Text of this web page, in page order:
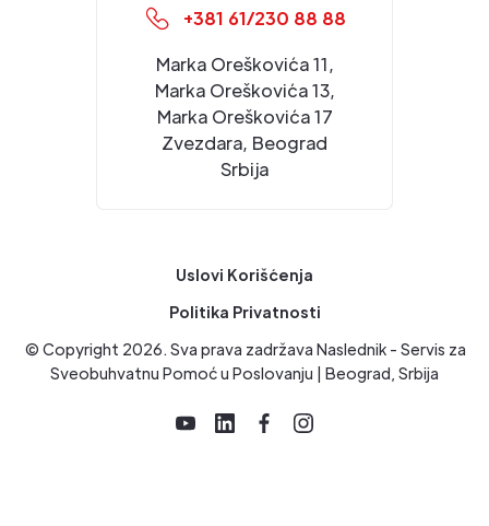
+381 61/230 88 88
Marka Oreškovića 11,
Marka Oreškovića 13,
Marka Oreškovića 17
Zvezdara, Beograd
Srbija
Uslovi Korišćenja
Politika Privatnosti
© Copyright 2026. Sva prava zadržava Naslednik - Servis za
Sveobuhvatnu Pomoć u Poslovanju | Beograd, Srbija